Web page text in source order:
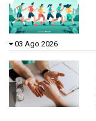
03 Ago 2026